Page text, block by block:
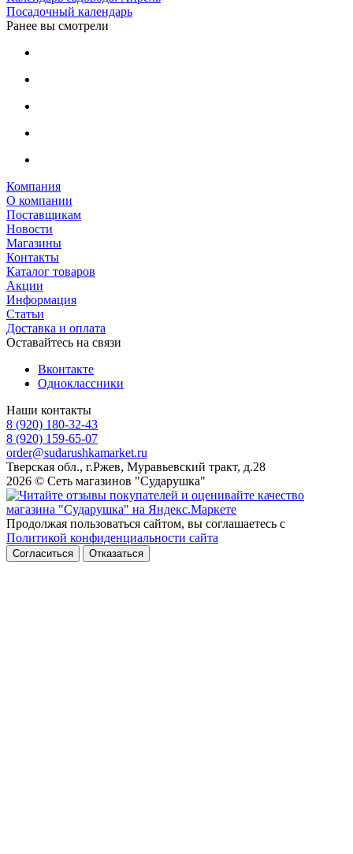
Посадочный календарь
Ранее вы смотрели
Компания
О компании
Поставщикам
Новости
Магазины
Контакты
Каталог товаров
Акции
Информация
Статьи
Доставка и оплата
Оставайтесь на связи
Вконтакте
Одноклассники
Наши контакты
8 (920) 180-32-43
8 (920) 159-65-07
order@sudarushkamarket.ru
Тверская обл., г.Ржев, Муравьевский тракт, д.28
2026 © Сеть магазинов "Сударушка"
Продолжая пользоваться сайтом, вы соглашаетесь с
Политикой конфиденциальности сайта
Согласиться Отказаться